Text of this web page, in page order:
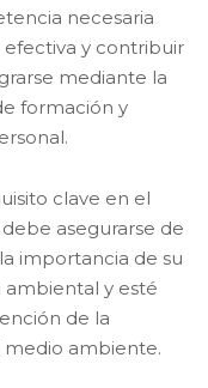
necesaria
efectiva y contribuir
mediante la
formación y
clave en el
asegurarse de
importancia de su
y esté
de la
ambiente.